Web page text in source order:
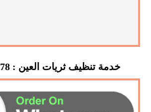
خدمة تنظيف ثريات العين : 0568199078